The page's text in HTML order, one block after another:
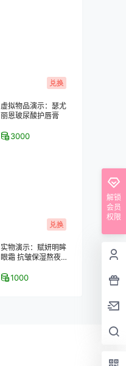
兑换
虚拟物品演示：瑟尤
丽恩玻尿酸护唇膏
3000
兑换
实物演示：赋妍明眸
眼霜 抗皱保湿熬夜去
1000
解锁
会员
权限